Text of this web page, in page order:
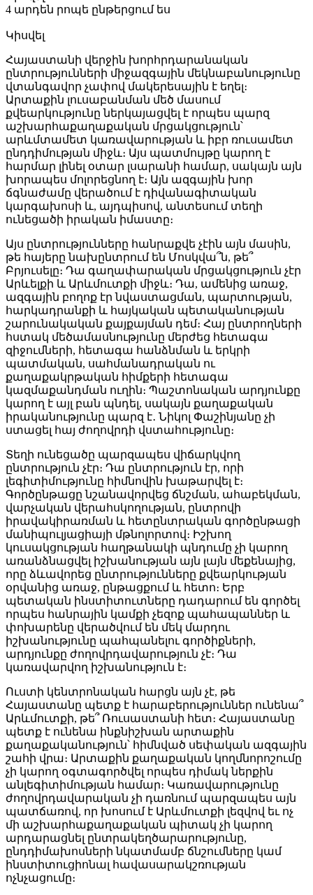
4 արդեն րոպե ընթերցում ես
Կիսվել
Հայաստանի վերջին խորհրդարանական
ընտրությունների միջազգային մեկնաբանությունը
վտանգավոր չափով մակերեսային է եղել։
Արտաքին լուսաբանման մեծ մասում
քվեարկությունը ներկայացվել է որպես պարզ
աշխարհաքաղաքական մրցակցություն՝
արևմտամետ կառավարության և իբր ռուսամետ
ընդդիմության միջև։ Այս պատմույթը կարող է
հարմար լինել օտար լսարանի համար, սակայն այն
խորապես մոլորեցնող է։ Այն ազգային խոր
ճգնաժամը վերածում է դիվանագիտական
կարգախոսի և, այդպիսով, անտեսում տեղի
ունեցածի իրական իմաստը։
Այս ընտրությունները հանրաքվե չէին այն մասին,
թե հայերը նախընտրում են Մոսկվա՞ն, թե՞
Բրյուսելը։ Դա գաղափարական մրցակցություն չէր
Արևելքի և Արևմուտքի միջև։ Դա, ամենից առաջ,
ազգային բողոք էր նվաստացման, պարտության,
հարկադրանքի և հայկական պետականության
շարունակական քայքայման դեմ։ Հայ ընտրողների
հստակ մեծամասնությունը մերժեց հետագա
զիջումների, հետագա հանձնման և երկրի
պատմական, սահմանադրական ու
քաղաքակրթական հիմքերի հետագա
կազմաքանդման ուղին։ Պաշտոնական արդյունքը
կարող է այլ բան պնդել, սակայն քաղաքական
իրականությունը պարզ է․ Նիկոլ Փաշինյանը չի
ստացել հայ ժողովրդի վստահությունը։
Տեղի ունեցածը պարզապես վիճարկվող
ընտրություն չէր։ Դա ընտրություն էր, որի
լեգիտիմությունը հիմնովին խաթարվել է։
Գործընթացը նշանավորվեց ճնշման, ահաբեկման,
վարչական վերահսկողության, ընտրովի
իրավակիրառման և հետընտրական գործընթացի
մանիպուլյացիայի մթնոլորտով։ Իշխող
կուսակցության հաղթանակի պնդումը չի կարող
առանձնացվել իշխանության այն լայն մեքենայից,
որը ձևավորեց ընտրությունները քվեարկության
օրվանից առաջ, ընթացքում և հետո։ Երբ
պետական ինստիտուտները դադարում են գործել
որպես հանրային կամքի չեզոք պահապաններ և
փոխարենը վերածվում են մեկ մարդու
իշխանությունը պահպանելու գործիքների,
արդյունքը ժողովրդավարություն չէ։ Դա
կառավարվող իշխանություն է։
Ուստի կենտրոնական հարցն այն չէ, թե
Հայաստանը պետք է հարաբերություններ ունենա՞
Արևմուտքի, թե՞ Ռուսաստանի հետ։ Հայաստանը
պետք է ունենա ինքնիշխան արտաքին
քաղաքականություն՝ հիմնված սեփական ազգային
շահի վրա։ Արտաքին քաղաքական կողմնորոշումը
չի կարող օգտագործվել որպես դիմակ ներքին
անլեգիտիմության համար։ Կառավարությունը
ժողովրդավարական չի դառնում պարզապես այն
պատճառով, որ խոսում է Արևմուտքի լեզվով եւ ոչ
մի աշխարհաքաղաքական պիտակ չի կարող
արդարացնել ընտրակեղծարարությունը,
ընդդիմախոսների նկատմամբ ճնշումները կամ
ինստիտուցիոնալ հավասարակշռության
ոչնչացումը։